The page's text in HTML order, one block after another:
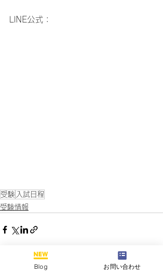
LINE公式：
受験 入試日程
受験情報
Blog お問い合わせ